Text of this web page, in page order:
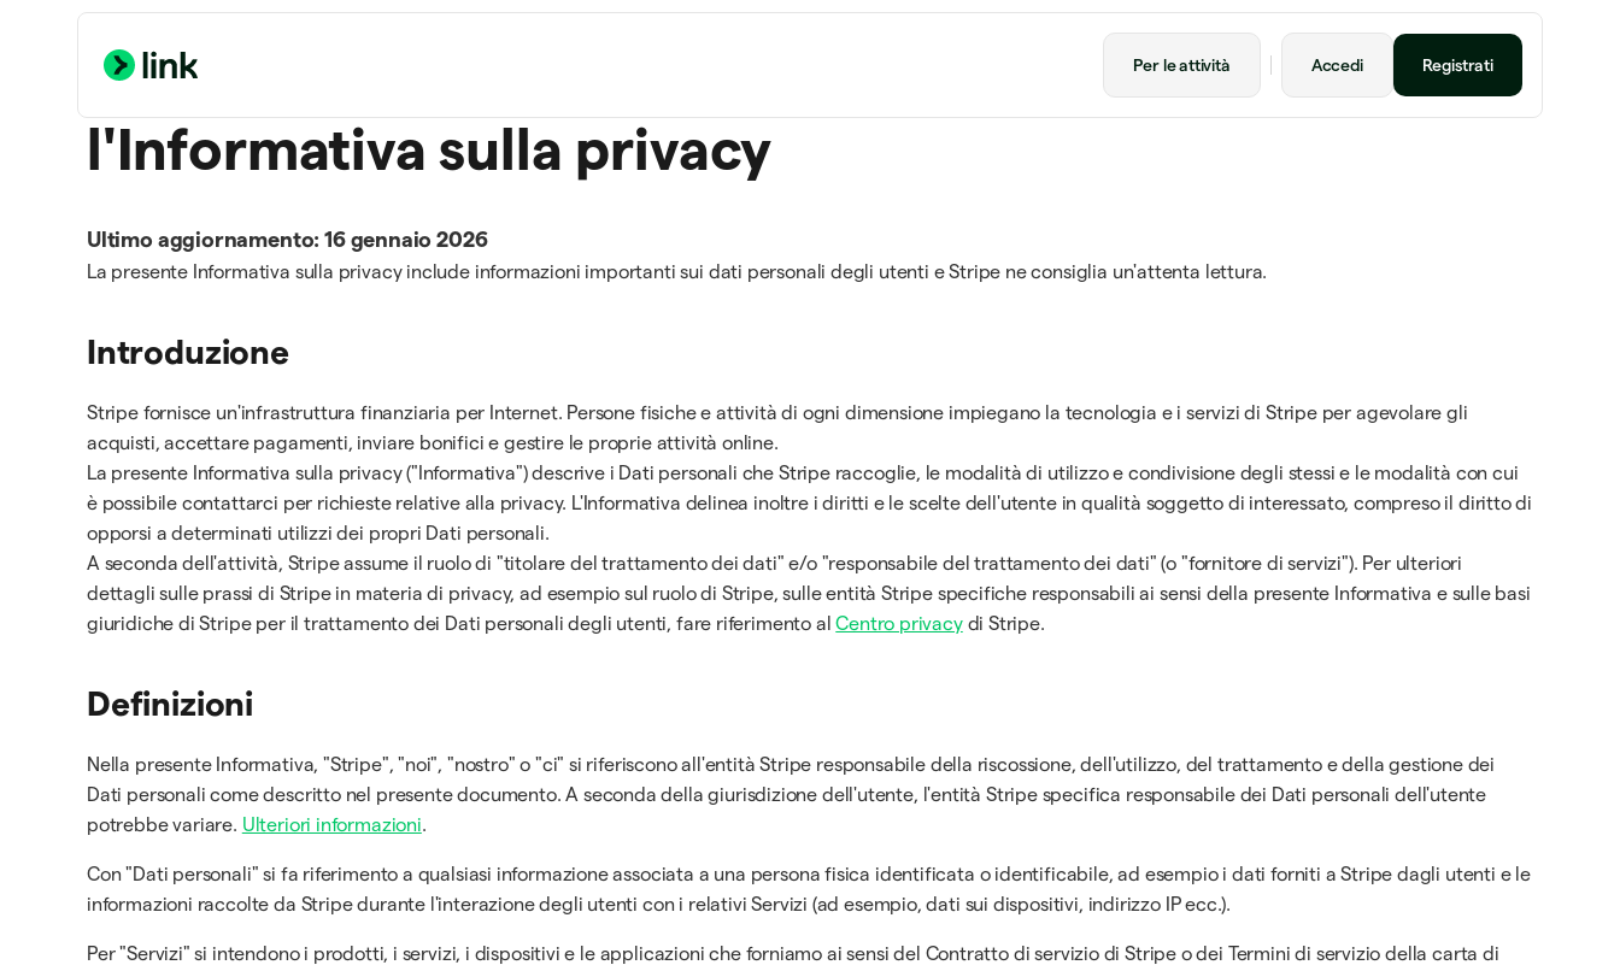
Per le attività Accedi Registrati
l'Informativa sulla privacy
Ultimo aggiornamento: 16 gennaio 2026
La presente Informativa sulla privacy include informazioni importanti sui dati personali degli utenti e Stripe ne consiglia un'attenta lettura.
Introduzione
Stripe fornisce un'infrastruttura finanziaria per Internet. Persone fisiche e attività di ogni dimensione impiegano la tecnologia e i servizi di Stripe per agevolare gli
acquisti, accettare pagamenti, inviare bonifici e gestire le proprie attività online.
La presente Informativa sulla privacy ("Informativa") descrive i Dati personali che Stripe raccoglie, le modalità di utilizzo e condivisione degli stessi e le modalità con cui
è possibile contattarci per richieste relative alla privacy. L'Informativa delinea inoltre i diritti e le scelte dell'utente in qualità soggetto di interessato, compreso il diritto di
opporsi a determinati utilizzi dei propri Dati personali.
A seconda dell'attività, Stripe assume il ruolo di "titolare del trattamento dei dati" e/o "responsabile del trattamento dei dati" (o "fornitore di servizi"). Per ulteriori
dettagli sulle prassi di Stripe in materia di privacy, ad esempio sul ruolo di Stripe, sulle entità Stripe specifiche responsabili ai sensi della presente Informativa e sulle basi
giuridiche di Stripe per il trattamento dei Dati personali degli utenti, fare riferimento alCentro privacydi Stripe.
Definizioni
Nella presente Informativa, "Stripe", "noi", "nostro" o "ci" si riferiscono all'entità Stripe responsabile della riscossione, dell'utilizzo, del trattamento e della gestione dei
Dati personali come descritto nel presente documento. A seconda della giurisdizione dell'utente, l'entità Stripe specifica responsabile dei Dati personali dell'utente
potrebbe variare. Ulteriori informazioni.
Con "Dati personali" si fa riferimento a qualsiasi informazione associata a una persona fisica identificata o identificabile, ad esempio i dati forniti a Stripe dagli utenti e le
informazioni raccolte da Stripe durante l'interazione degli utenti con i relativi Servizi (ad esempio, dati sui dispositivi, indirizzo IP ecc.).
Per "Servizi" si intendono i prodotti, i servizi, i dispositivi e le applicazioni che forniamo ai sensi del Contratto di servizio di Stripe o dei Termini di servizio della carta di